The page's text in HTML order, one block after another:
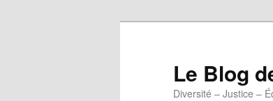
Le Blog
Diversité – Justice –